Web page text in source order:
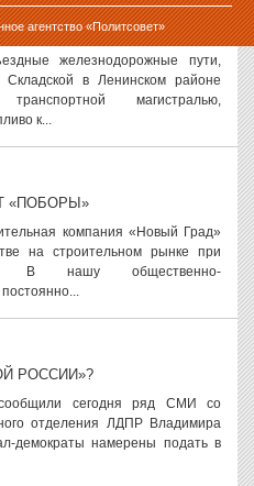
агентство «Политсовет»
РЕЛЬСОВУЮ «ВОЙНУ»
железнодорожные пути,
в Ленинском районе
магистралью,
к...
«ПОБОРЫ»
компания «Новый Град»
на строительном рынке при
В нашу общественно-
РОССИИ»?
сообщили сегодня ряд СМИ со
отделения ЛДПР Владимира
демократы намерены подать в